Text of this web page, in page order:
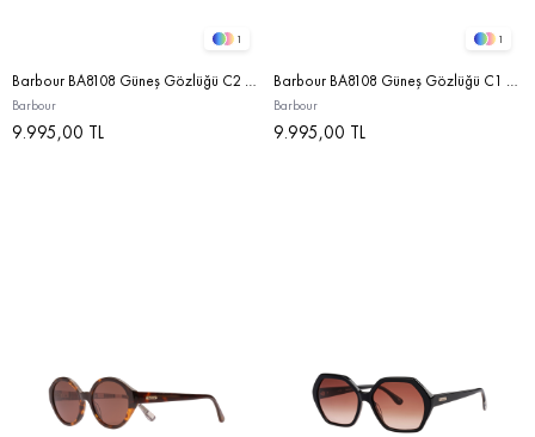
1
Barbour BA8108 Güneş Gözlüğü C2 Dark Tortoise/Green
Barbour
9.995,00 TL
1
Barbour BA8108 Güneş Gözlüğü C1 Milky Grey/Brown
Barbour
9.995,00 TL